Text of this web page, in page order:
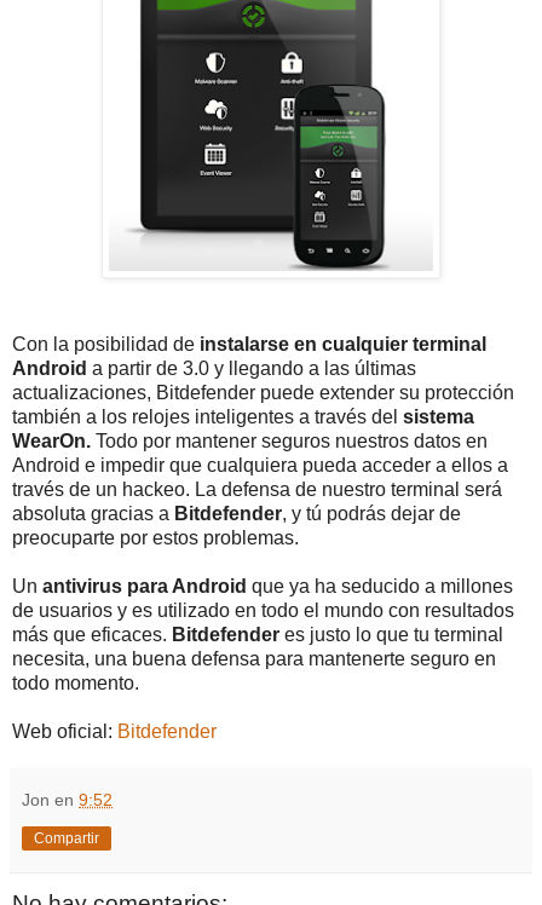
Con la posibilidad de instalarse en cualquier terminal
Android a partir de 3.0 y llegando a las últimas
actualizaciones, Bitdefender puede extender su protección
también a los relojes inteligentes a través del sistema
WearOn. Todo por mantener seguros nuestros datos en
Android e impedir que cualquiera pueda acceder a ellos a
través de un hackeo. La defensa de nuestro terminal será
absoluta gracias a Bitdefender, y tú podrás dejar de
preocuparte por estos problemas.
Un antivirus para Android que ya ha seducido a millones
de usuarios y es utilizado en todo el mundo con resultados
más que eficaces. Bitdefender es justo lo que tu terminal
necesita, una buena defensa para mantenerte seguro en
todo momento.
Web oficial: Bitdefender
Jon en 9:52
Compartir